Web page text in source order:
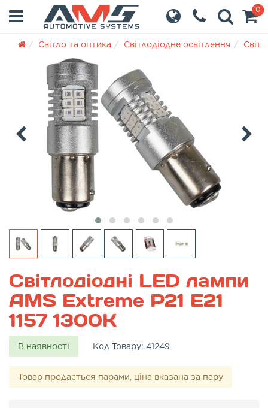
0
Світло та оптика Світлодіодне освітлення
Світлодіодні LED лампи
AMS Extreme P21 E21
1157 1300K
В наявності Код Товару: 41249
Товар продається парами, ціна вказана за пару